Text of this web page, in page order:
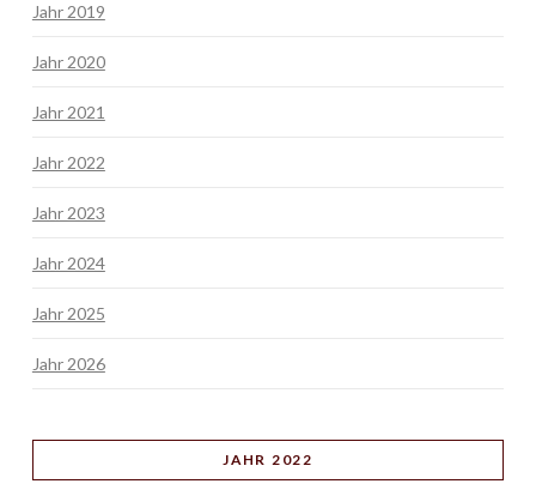
Jahr 2019
Jahr 2020
Jahr 2021
Jahr 2022
Jahr 2023
Jahr 2024
Jahr 2025
Jahr 2026
JAHR 2022